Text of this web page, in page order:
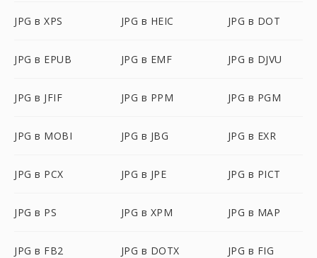
JPG в XPS JPG в HEIC JPG в DOT
JPG в EPUB JPG в EMF JPG в DJVU
JPG в JFIF JPG в PPM JPG в PGM
JPG в MOBI JPG в JBG JPG в EXR
JPG в PCX JPG в JPE JPG в PICT
JPG в PS JPG в XPM JPG в MAP
JPG в FB2 JPG в DOTX JPG в FIG